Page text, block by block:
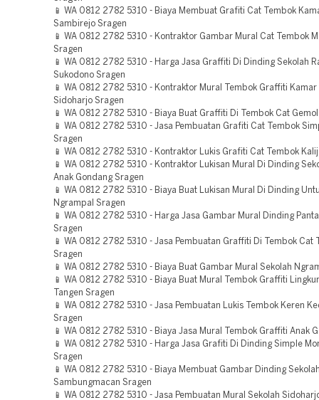
📱 WA 0812 2782 5310 - Biaya Membuat Grafiti Cat Tembok
Sambirejo Sragen
📱 WA 0812 2782 5310 - Kontraktor Gambar Mural Cat Tembok
Sragen
📱 WA 0812 2782 5310 - Harga Jasa Graffiti Di Dinding Sekolah
Sukodono Sragen
📱 WA 0812 2782 5310 - Kontraktor Mural Tembok Graffiti Kamar
Sidoharjo Sragen
📱 WA 0812 2782 5310 - Biaya Buat Graffiti Di Tembok Cat
📱 WA 0812 2782 5310 - Jasa Pembuatan Grafiti Cat Tembok
Sragen
📱 WA 0812 2782 5310 - Kontraktor Lukis Grafiti Cat Tembok
📱 WA 0812 2782 5310 - Kontraktor Lukisan Mural Di Dinding
Anak Gondang Sragen
📱 WA 0812 2782 5310 - Biaya Buat Lukisan Mural Di Dinding
Ngrampal Sragen
📱 WA 0812 2782 5310 - Harga Jasa Gambar Mural Dinding
Sragen
📱 WA 0812 2782 5310 - Jasa Pembuatan Graffiti Di Tembok Cat
Sragen
📱 WA 0812 2782 5310 - Biaya Buat Gambar Mural Sekolah
📱 WA 0812 2782 5310 - Biaya Buat Mural Tembok Graffiti
Tangen Sragen
📱 WA 0812 2782 5310 - Jasa Pembuatan Lukis Tembok Keren
Sragen
📱 WA 0812 2782 5310 - Biaya Jasa Mural Tembok Graffiti Anak
📱 WA 0812 2782 5310 - Harga Jasa Grafiti Di Dinding Simple
Sragen
📱 WA 0812 2782 5310 - Biaya Membuat Gambar Dinding
Sambungmacan Sragen
📱 WA 0812 2782 5310 - Jasa Pembuatan Mural Sekolah